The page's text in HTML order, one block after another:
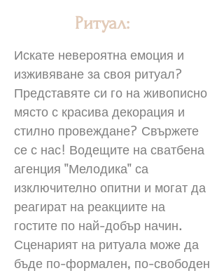
Ритуал:
Искате невероятна емоция и
изживяване за своя ритуал?
Представяте си го на живописно
място с красива декорация и
стилно провеждане? Свържете
се с нас! Водещите на сватбена
агенция "Мелодика" са
изключително опитни и могат да
реагират на реакциите на
гостите по най-добър начин.
Сценарият на ритуала може да
бъде по-формален, по-свободен